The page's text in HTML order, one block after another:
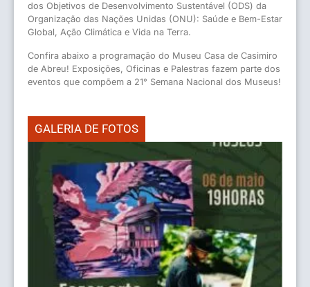
dos Objetivos de Desenvolvimento Sustentável (ODS) da
Organização das Nações Unidas (ONU): Saúde e Bem-Estar
Global, Ação Climática e Vida na Terra.
Confira abaixo a programação do Museu Casa de Casimiro
de Abreu! Exposições, Oficinas e Palestras fazem parte dos
eventos que compõem a 21° Semana Nacional dos Museus!
GALERIA DE FOTOS